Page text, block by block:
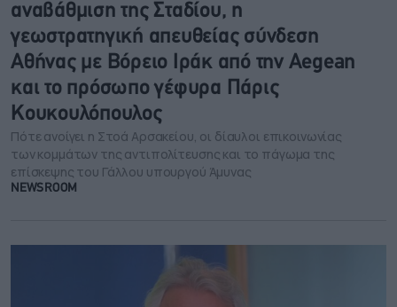
αναβάθμιση της Σταδίου, η
γεωστρατηγική απευθείας σύνδεση
Αθήνας με Βόρειο Ιράκ από την Aegean
και το πρόσωπο γέφυρα Πάρις
Κουκουλόπουλος
Πότε ανοίγει η Στοά Αρσακείου, οι δίαυλοι επικοινωνίας
των κομμάτων της αντιπολίτευσης και το πάγωμα της
επίσκεψης του Γάλλου υπουργού Άμυνας
NEWSROOM